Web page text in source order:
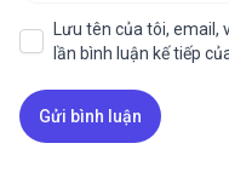
Lưu tên của tôi, email,
lần bình luận kế tiếp